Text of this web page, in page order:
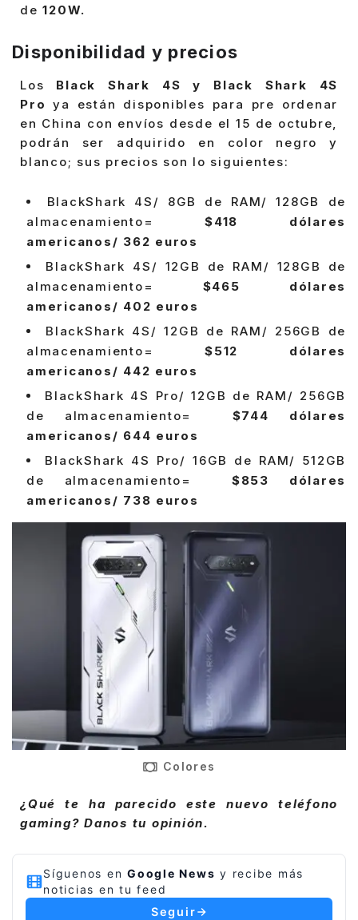
de120W.
Disponibilidad y precios
Los Black Shark 4S y Black Shark 4S
Proya están disponibles para pre ordenar
en China con envíos desde el 15 de octubre,
podrán ser adquirido en color negro y
blanco; sus precios son lo siguientes:
BlackShark 4S/ 8GB de RAM/ 128GB de
almacenamiento= $418 dólares
americanos/ 362 euros
BlackShark 4S/ 12GB de RAM/ 128GB de
almacenamiento= $465 dólares
americanos/ 402 euros
BlackShark 4S/ 12GB de RAM/ 256GB de
almacenamiento= $512 dólares
americanos/ 442 euros
BlackShark 4S Pro/ 12GB de RAM/ 256GB
de almacenamiento= $744 dólares
americanos/ 644 euros
BlackShark 4S Pro/ 16GB de RAM/ 512GB
de almacenamiento= $853 dólares
americanos/ 738 euros
Colores
¿Qué te ha parecido este nuevo teléfono
gaming? Danos tu opinión.
Síguenos en Google News y recibe más
noticias en tu feed
Seguir